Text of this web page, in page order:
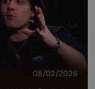
08/02/2026